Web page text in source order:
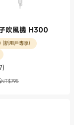
吹風機 H300
新用戶專享)
)
NT$795